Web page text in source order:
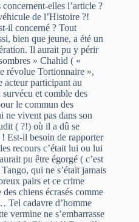
elles l’article ?
de l’Histoire ?!
il concerné ? Tout
bien que jeune, a été un
Il aurait pu y périr
» Chahid ( «
révolue Tortionnaire »,
participant au
et comble des
le commun des
ne vivent pas dans son
( ?!) où il a dû se
Est-il besoin de rapporter
recours c’était lui ou lui
pu être égorgé ( c’est
qui ne s’était jamais
pairs et ce crime
chiens écrasés comme
Tel cadavre d’homme
vermine ne s’embarrasse